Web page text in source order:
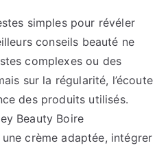
adopter
des
soins
rapides
mais
sacrifier
simples pour révéler
conseils beauté ne
complexes ou des
sur la régularité, l’écoute
des produits utilisés.
Beauty Boire
crème adaptée, intégrer